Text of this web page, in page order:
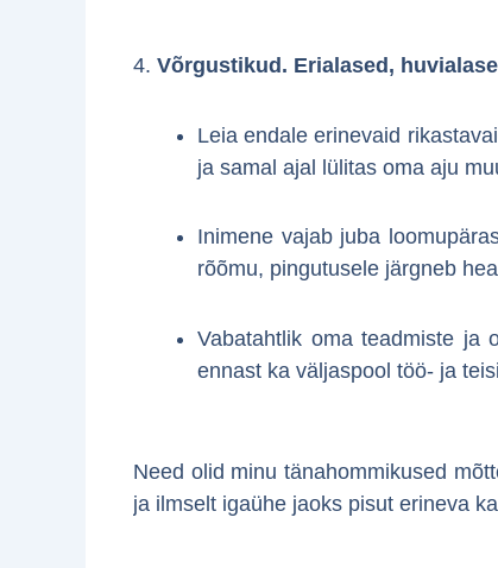
4. Võrgustikud. Erialased,
Leia endale erinevaid
ja samal ajal lülitas oma aju
Inimene vajab juba
rõõmu, pingutusele järgneb
Vabatahtlik oma teadmiste ja
ennast ka väljaspool töö- ja
Need olid minu tänahommikused
ja ilmselt igaühe jaoks pisut erineva